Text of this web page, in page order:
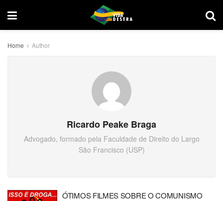
Home Author
Ricardo Peake Braga
Advogado, formado pela Faculdade de Direito do Largo
São Francisco (USP)
ÓTIMOS FILMES SOBRE O COMUNISMO